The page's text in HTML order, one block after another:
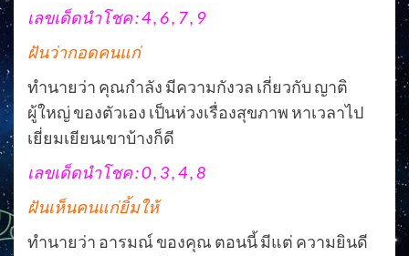
เลขเด็ดนำโชค : 4 , 6 , 7 , 9
ฝันว่ากอดคนแก่
ทำนายว่า คุณกำลัง มีความกังวล เกี่ยวกับ ญาติ
ผู้ใหญ่ ของตัวเอง เป็นห่วงเรื่องสุขภาพ หาเวลาไป
เยี่ยมเยียนเขาบ้างก็ดี
เลขเด็ดนำโชค : 0 , 3 , 4 , 8
ฝันเห็นคนแก่ยิ้มให้
ทำนายว่า อารมณ์ ของคุณ ตอนนี้ มีแต่ ความยินดี